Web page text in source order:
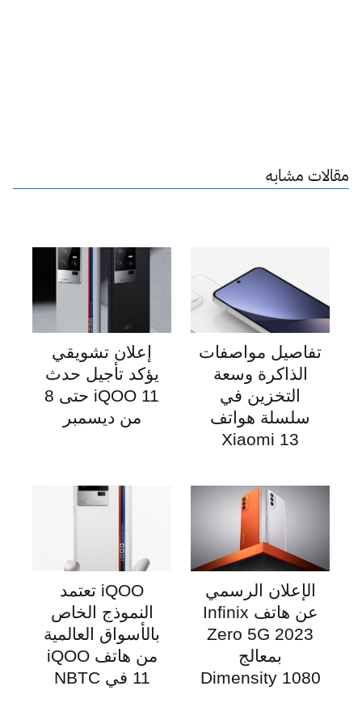
مقالات مشابه
تفاصيل مواصفات
الذاكرة وسعة
التخزين في
سلسلة هواتف
Xiaomi 13
إعلان تشويقي
يؤكد تأجيل حدث
iQOO 11 حتى 8
من ديسمبر
الإعلان الرسمي
عن هاتف Infinix
Zero 5G 2023
بمعالج
Dimensity 1080
iQOO تعتمد
النموذج الخاص
بالأسواق العالمية
من هاتف iQOO
11 في NBTC